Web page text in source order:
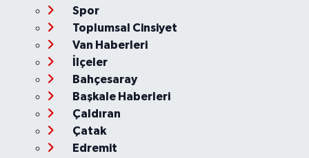
Spor
Toplumsal Cinsiyet
Van Haberleri
İlçeler
Bahçesaray
Başkale Haberleri
Çaldıran
Çatak
Edremit